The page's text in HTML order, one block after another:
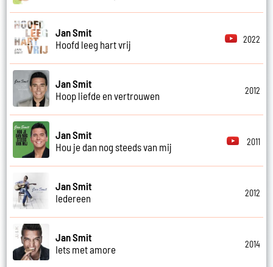
Jan Smit
Hoofd leeg hart vrij
2022
Jan Smit
Hoop liefde en vertrouwen
2012
Jan Smit
Hou je dan nog steeds van mij
2011
Jan Smit
Iedereen
2012
Jan Smit
Iets met amore
2014